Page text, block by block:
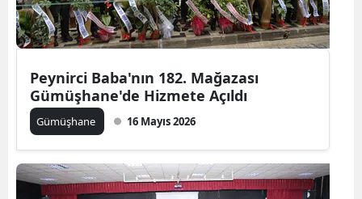
Peynirci Baba'nın 182. Mağazası
Gümüşhane'de Hizmete Açıldı
Gümüşhane 16 Mayıs 2026